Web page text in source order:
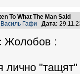
To What The Man Said
Василь Гафи Дата:
Жолобов :
лично "тащят"